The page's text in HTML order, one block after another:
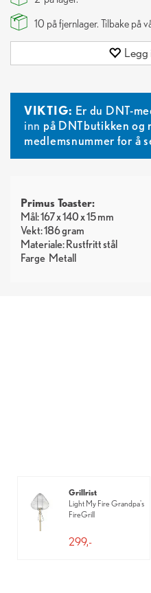
10 på fjernlager. Tilbake på
Legg
VIKTIG: Er du DNT-
inn på DNTbutikken
medlemsnummer for å
Primus Toaster:
Mål: 167 x 140 x 15 mm
Vekt: 186 gram
Materiale: Rustfritt stål
Farge Metall
Grillrist
Light My Fire Grandpa's
FireGrill
299,-